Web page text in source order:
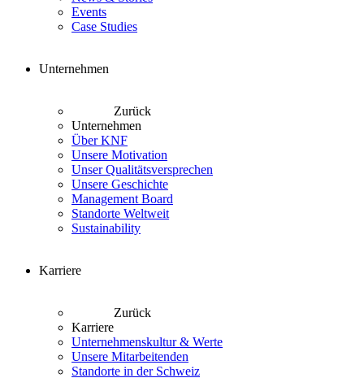
Events
Case Studies
Unternehmen
Zurück
Unternehmen
Über KNF
Unsere Motivation
Unser Qualitätsversprechen
Unsere Geschichte
Management Board
Standorte Weltweit
Sustainability
Karriere
Zurück
Karriere
Unternehmenskultur & Werte
Unsere Mitarbeitenden
Standorte in der Schweiz